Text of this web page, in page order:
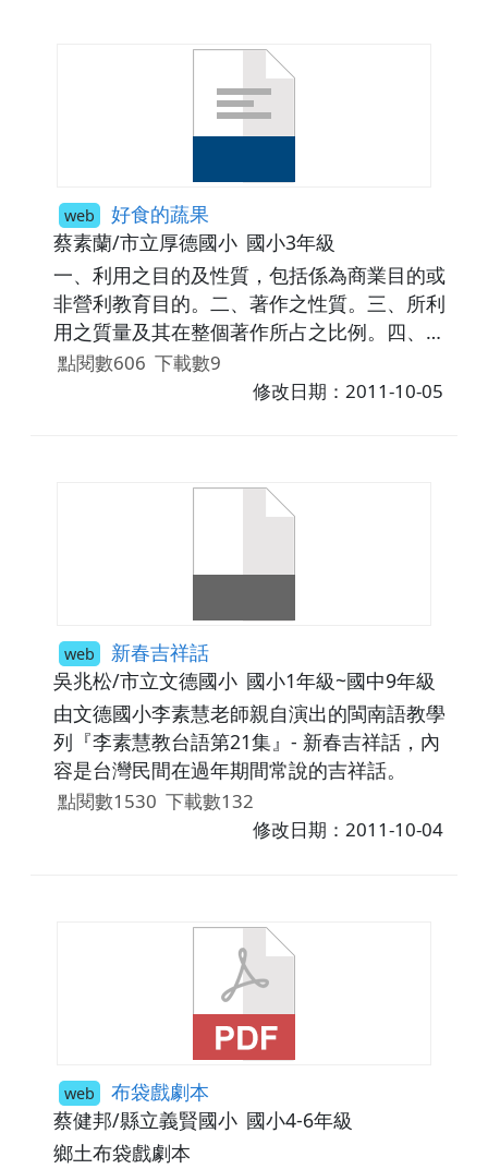
web 好食的蔬果
蔡素蘭/市立厚德國小 國小3年級
一、利用之目的及性質，包括係為商業目的或
非營利教育目的。二、著作之性質。三、所利
用之質量及其在整個著作所占之比例。四、利
用結果對著作潛在市場與現在價值之影響。
點閱數606 下載數9
修改日期：2011-10-05
web 新春吉祥話
吳兆松/市立文德國小 國小1年級~國中9年級
由文德國小李素慧老師親自演出的閩南語教學
列『李素慧教台語第21集』- 新春吉祥話，內
容是台灣民間在過年期間常說的吉祥話。
點閱數1530 下載數132
修改日期：2011-10-04
web 布袋戲劇本
蔡健邦/縣立義賢國小 國小4-6年級
鄉土布袋戲劇本